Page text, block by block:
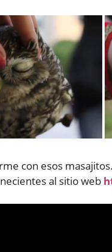
con esos
al sitio web